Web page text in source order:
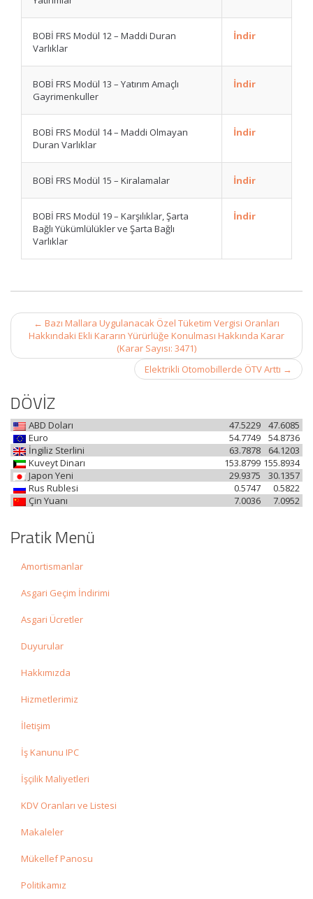
BOBİ FRS Modül 12 – Maddi Duran
Varlıklar
İndir
BOBİ FRS Modül 13 – Yatırım Amaçlı
Gayrimenkuller
İndir
BOBİ FRS Modül 14 – Maddi Olmayan
Duran Varlıklar
İndir
BOBİ FRS Modül 15 – Kiralamalar İndir
BOBİ FRS Modül 19 – Karşılıklar, Şarta
Bağlı Yükümlülükler ve Şarta Bağlı
Varlıklar
İndir
Post
navigation
← Bazı Mallara Uygulanacak Özel Tüketim Vergisi Oranları
Hakkındaki Ekli Kararın Yürürlüğe Konulması Hakkında Karar
(Karar Sayısı: 3471)
Elektrikli Otomobillerde ÖTV Arttı →
DÖVİZ
ABD Doları 47.6085
47.5229
Euro
54.8736
54.7749
İngiliz Sterlini
64.1203
63.7878
Kuveyt Dinarı
155.8934
153.8799
Japon Yeni
30.1357
29.9375
Rus Rublesi
0.5822
0.5747
Çin Yuanı
7.0952
7.0036
Pratik Menü
Amortismanlar
Asgari Geçim İndirimi
Asgari Ücretler
Duyurular
Hakkımızda
Hizmetlerimiz
İletişim
İş Kanunu IPC
İşçilik Maliyetleri
KDV Oranları ve Listesi
Makaleler
Mükellef Panosu
Politikamız